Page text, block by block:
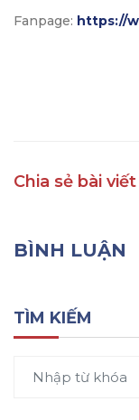
Fanpage: https://
Chia sẻ bài viết
BÌNH LUẬN
TÌM KIẾM